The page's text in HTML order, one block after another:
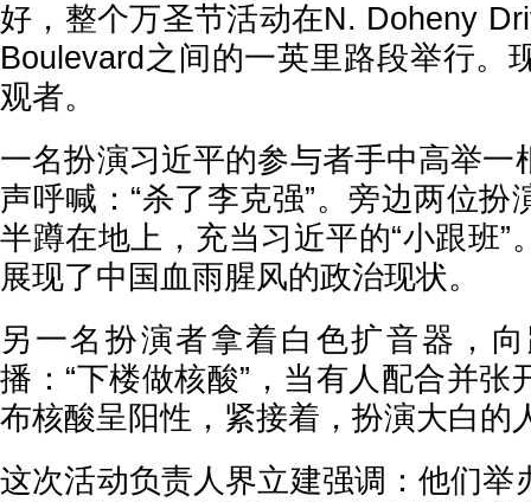
好，整个万圣节活动在N. Doheny
Boulevard之间的一英里路段举行。
观者。
一名扮演习近平的参与者手中高举一
声呼喊：“杀了李克强”。旁边两位扮
半蹲在地上，充当习近平的“小跟班”
展现了中国血雨腥风的政治现状。
另一名扮演者拿着白色扩音器，
播：“下楼做核酸”，当有人配合并张
布核酸呈阳性，紧接着，扮演大白的
这次活动负责人界立建强调：他们举